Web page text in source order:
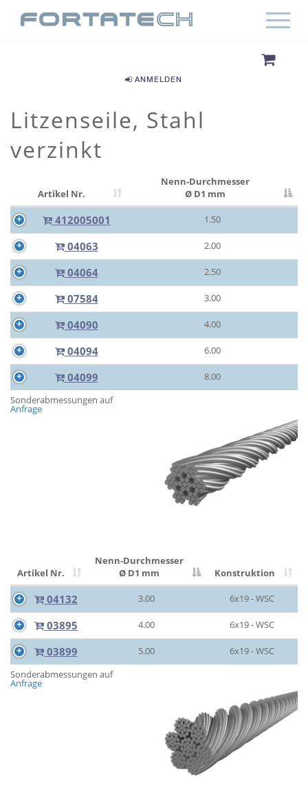
ANMELDEN
Litzenseile, Stahl
verzinkt
Artikel Nr.
Nenn-Durchmesser
Ø D1 mm
412005001 1.50
04063 2.00
04064 2.50
07584 3.00
04090 4.00
04094 6.00
04099
8.00
Sonderabmessungen auf
Anfrage
Artikel Nr.
Nenn-Durchmesser
Ø D1 mm
Konstruktion
04132 3.00 6x19 - WSC
03895 4.00 6x19 - WSC
03899 5.00
6x19 - WSC
Sonderabmessungen auf
Anfrage